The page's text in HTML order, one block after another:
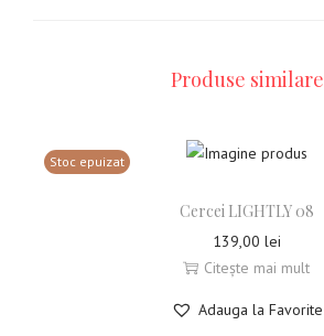
Produse similare
Stoc epuizat
Cercei LIGHTLY 08
139,00 lei
Citește mai mult
Adauga la Favorite